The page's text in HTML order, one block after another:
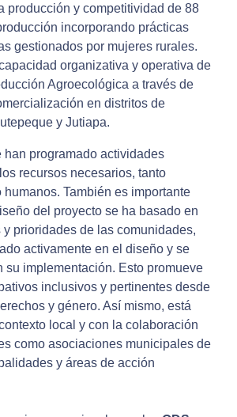
producción y competitividad de 88
incorporando prácticas
gestionados por mujeres rurales.
organizativa y operativa de
Agroecológica a través de
en distritos de
y Jutiapa.
han programado actividades
recursos necesarios, tanto
humanos. También es importante
del proyecto se ha basado en
y prioridades de las comunidades,
activamente en el diseño y se
su implementación. Esto promueve
inclusivos y pertinentes desde
y género. Así mismo, está
local y con la colaboración
como asociaciones municipales de
y áreas de acción